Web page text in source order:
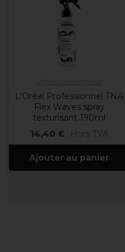
L'Oréal Professionnel TNA
Flex Waves spray
texturisant 190ml
14,40 €
Hors TVA
Ajouter au panier